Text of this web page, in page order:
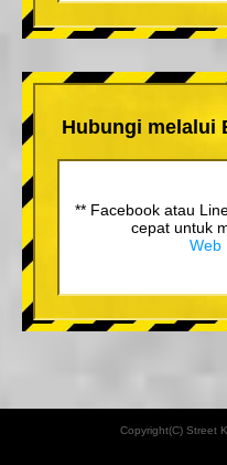
Hubungi melalui
** Facebook atau
cepat untuk
Web
Copyright(C) Street